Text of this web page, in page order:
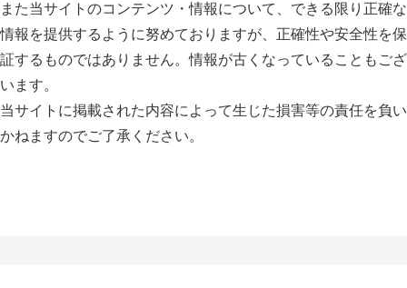
また当サイトのコンテンツ・情報について、できる限り正確な
情報を提供するように努めておりますが、正確性や安全性を保
証するものではありません。情報が古くなっていることもござ
います。
当サイトに掲載された内容によって生じた損害等の責任を負い
かねますのでご了承ください。